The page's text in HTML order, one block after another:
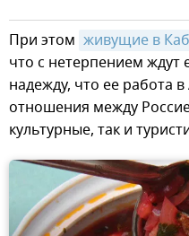
При этом живущие в
что с нетерпением ждут
надежду, что ее работа
отношения между
культурные, так и